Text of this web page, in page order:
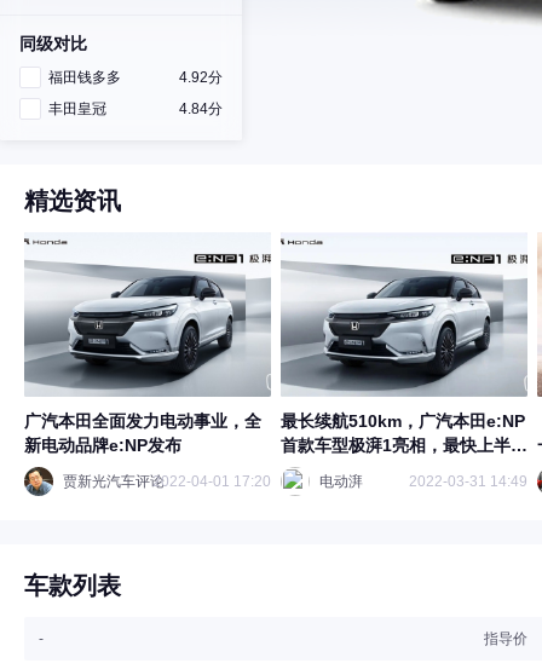
同级对比
福田钱多多
4.92分
丰田皇冠
4.84分
精选资讯
广汽本田全面发力电动事业，全
新电动品牌e:NP发布
贾新光汽车评论2022-04-01 17:20
最长续航510km，广汽本田e:NP
首款车型极湃1亮相，最快上半年
上市
电动湃 2022-03-31 14:49
车款列表
- 指导价